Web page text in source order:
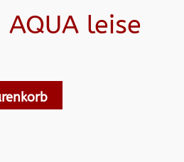
AQUA leise